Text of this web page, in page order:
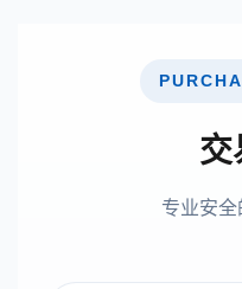
交
专业安